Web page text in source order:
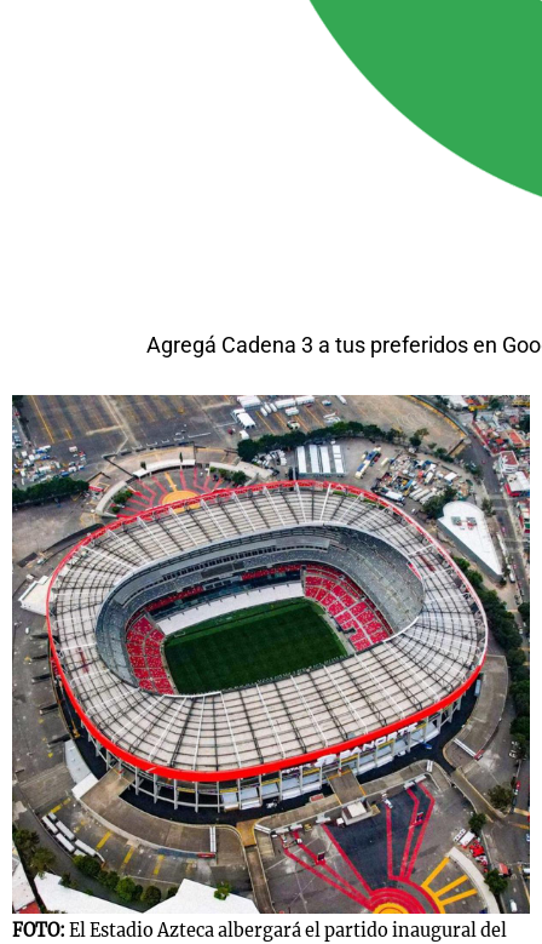
Agregá Cadena 3 a tus preferidos en
FOTO: El Estadio Azteca albergará el partido inaugural del